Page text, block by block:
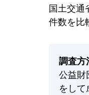
国土交通
件数を比
調査方
公益財
をし